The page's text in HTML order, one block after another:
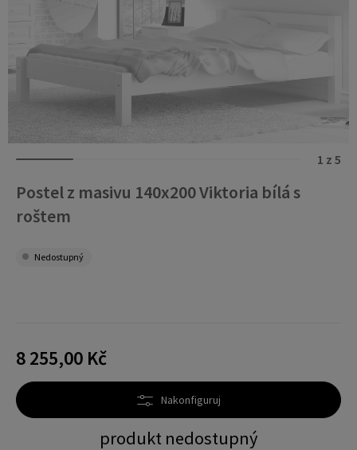
1 z 5
Postel z masivu 140x200 Viktoria bílá s
roštem
Nedostupný
8 255,00 Kč
Nakonfiguruj
produkt nedostupný